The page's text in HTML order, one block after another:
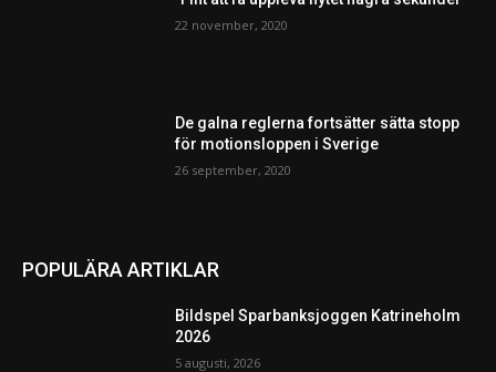
22 november, 2020
De galna reglerna fortsätter sätta stopp
för motionsloppen i Sverige
26 september, 2020
POPULÄRA ARTIKLAR
Bildspel Sparbanksjoggen Katrineholm
2026
5 augusti, 2026